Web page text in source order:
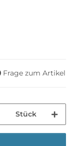
Frage zum Artikel
Stück